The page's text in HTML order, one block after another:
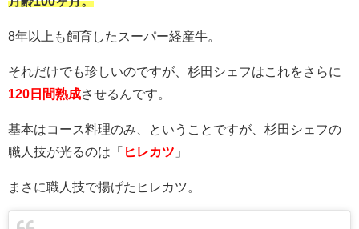
8年以上も飼育したスーパー経産牛。
それだけでも珍しいのですが、杉田シェフはこれをさらに
120日間熟成させるんです。
基本はコース料理のみ、ということですが、杉田シェフの
職人技が光るのは「 ヒレカツ 」
まさに職人技で揚げたヒレカツ。